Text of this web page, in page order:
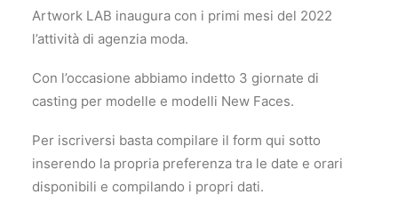
Artwork LAB inaugura con i primi mesi del 2022
l’attività di agenzia moda.
Con l’occasione abbiamo indetto 3 giornate di
casting per modelle e modelli New Faces.
Per iscriversi basta compilare il form qui sotto
inserendo la propria preferenza tra le date e orari
disponibili e compilando i propri dati.